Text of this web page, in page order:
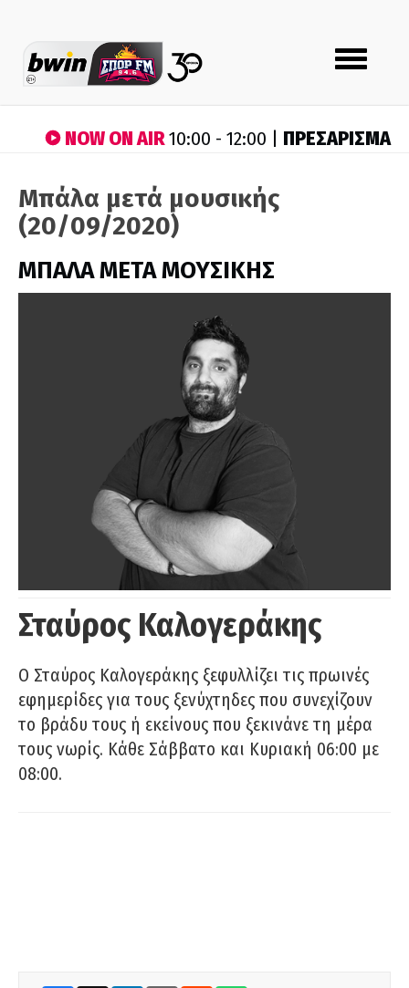
Toggle
navigation
NOW ON AIR10:00 - 12:00 | ΠΡΕΣΑΡΙΣΜΑ
Μπάλα μετά μουσικής
(20/09/2020)
ΜΠΑΛΑ ΜΕΤΑ ΜΟΥΣΙΚΗΣ
Σταύρος Καλογεράκης
Ο Σταύρος Καλογεράκης ξεφυλλίζει τις πρωινές
εφημερίδες για τους ξενύχτηδες που συνεχίζουν
το βράδυ τους ή εκείνους που ξεκινάνε τη μέρα
τους νωρίς. Κάθε Σάββατο και Κυριακή 06:00 με
08:00.